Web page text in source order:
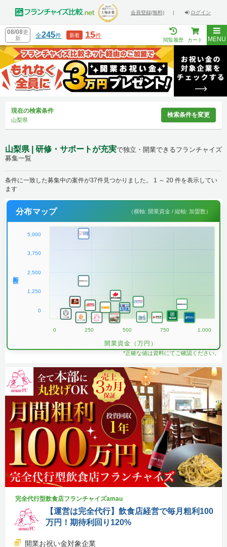
会員登録(無料) | ログイン
08/08更
新
全245件 新着 15件
閲覧履歴 カート MENU
現在の検索条件
山梨県
検索条件を変更
山梨県 | 研修・サポートが充実で独立・開業できるフランチャイズ
募集一覧
条件に一致した募集中の案件が37件見つかりました。 1 ～ 20 件を表示してい
ます
分布マップ （横軸: 開業資金 / 縦軸: 加盟数）
5,000
3,750
2,500
1,250
0
0 250 500 750 1,000
開業資金（万円）
*正確な値は資料にてご確認ください。
完全代行型飲食店フランチャイズamau
【運営は完全代行】飲食店経営で毎月粗利100
万円！期待利回り120%
開業お祝い金対象企業